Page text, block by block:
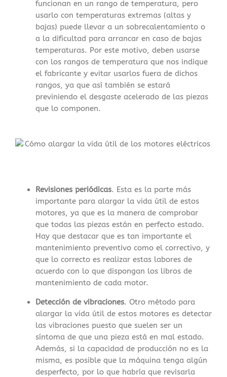
funcionan en un rango de temperatura, pero
usarlo con temperaturas extremas (altas y
bajas) puede llevar a un sobrecalentamiento o
a la dificultad para arrancar en caso de bajas
temperaturas. Por este motivo, deben usarse
con los rangos de temperatura que nos indique
el fabricante y evitar usarlos fuera de dichos
rangos, ya que así también se estará
previniendo el desgaste acelerado de las piezas
que lo componen.
Revisiones periódicas. Esta es la parte más
importante para alargar la vida útil de estos
motores, ya que es la manera de comprobar
que todas las piezas están en perfecto estado.
Hay que destacar que es tan importante el
mantenimiento preventivo como el correctivo, y
que lo correcto es realizar estas labores de
acuerdo con lo que dispongan los libros de
mantenimiento de cada motor.
Detección de vibraciones. Otro método para
alargar la vida útil de estos motores es detectar
las vibraciones puesto que suelen ser un
síntoma de que una pieza está en mal estado.
Además, si la capacidad de producción no es la
misma, es posible que la máquina tenga algún
desperfecto, por lo que habría que revisarla